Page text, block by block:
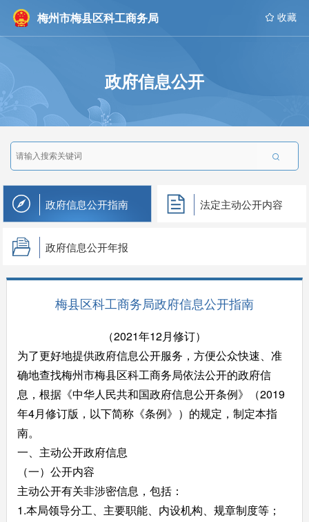
梅州市梅县区科工商务局  收藏
政府信息公开

政府信息公开指南 法定主动公开内容
政府信息公开年报
梅县区科工商务局政府信息公开指南
（2021年12月修订）
为了更好地提供政府信息公开服务，方便公众快速、准
确地查找梅州市梅县区科工商务局依法公开的政府信
息，根据《中华人民共和国政府信息公开条例》（2019
年4月修订版，以下简称《条例》）的规定，制定本指
南。
一、主动公开政府信息
（一）公开内容
主动公开有关非涉密信息，包括：
1.本局领导分工、主要职能、内设机构、规章制度等；